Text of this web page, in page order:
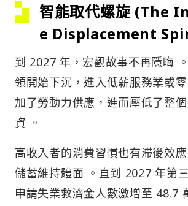
智能取代螺旋 (The
e Displacement
到 2027 年，宏觀故事不再隱晦
領開始下沉，進入低薪服務業或
加了勞動力供應，進而壓低了整
資 。
高收入者的消費習慣也有滯後效
儲蓄維持體面 。直到 2027 年第
申請失業救濟金人數激增至 48.7